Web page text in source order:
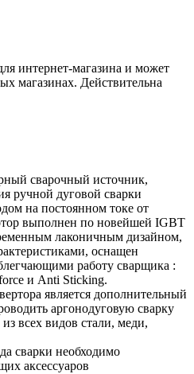
интернет-магазина и может
магазинах. Действительна
сварочный источник,
ручной дуговой сварки
на постоянном токе от
выполнен по новейшей IGBT
лаконичным дизайном,
оснащен
работу сварщика :
и Anti Sticking.
является дополнительный
аргонодуговую сварку
всех видов стали, меди,
сварки необходимо
аксессуаров